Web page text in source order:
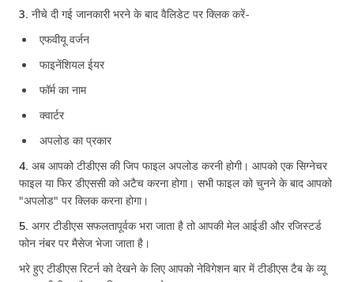
3. नीचे दी गई जानकारी भरने के बाद वैलिडेट पर क्लिक करें-
एफवीयू वर्जन
फाइनेंशियल ईयर
फॉर्म का नाम
क्वार्टर
अपलोड का प्रकार
4. अब आपको टीडीएस की जिप फाइल अपलोड करनी होगी। आपको एक सिग्नेचर
फाइल या फिर डीएससी को अटैच करना होगा। सभी फाइल को चुनने के बाद आपको
"अपलोड" पर क्लिक करना होगा।
5. अगर टीडीएस सफलतापूर्वक भरा जाता है तो आपकी मेल आईडी और रजिस्टर्ड
फोन नंबर पर मैसेज भेजा जाता है।
भरे हुए टीडीएस रिटर्न को देखने के लिए आपको नेविगेशन बार में टीडीएस टैब के व्यू